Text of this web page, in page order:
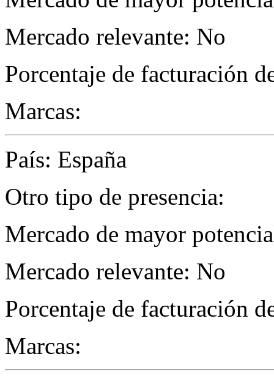
Mercado relevante: No
Porcentaje de facturación
Marcas:
País: España
Otro tipo de presencia:
Mercado de mayor
Mercado relevante: No
Porcentaje de facturación
Marcas: